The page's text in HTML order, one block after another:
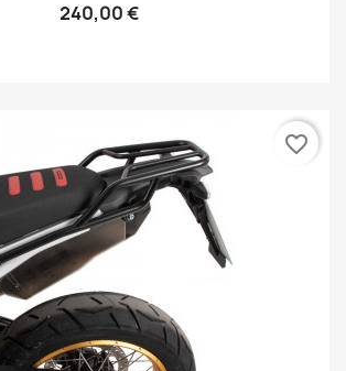
240,00 €
favorite_border